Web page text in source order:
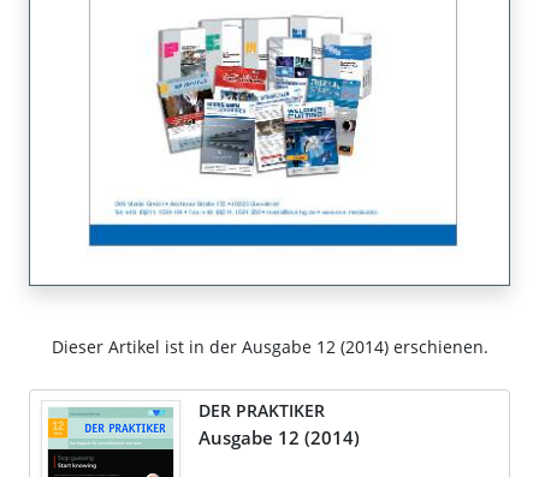
Dieser Artikel ist in der Ausgabe 12 (2014) erschienen.
DER PRAKTIKER
Ausgabe 12 (2014)